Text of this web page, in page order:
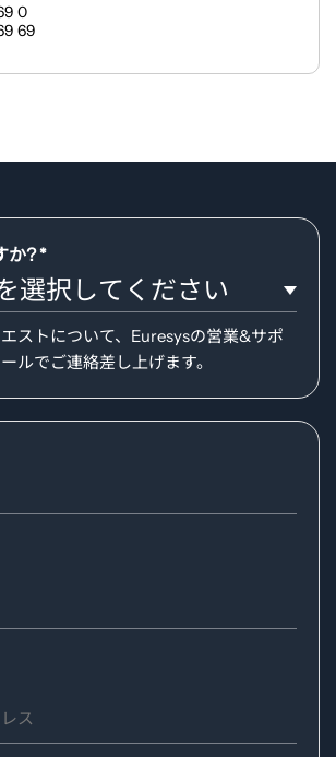
0
69
か?
選択してください
ストについて、Euresysの営業&サポ
ルでご連絡差し上げます。